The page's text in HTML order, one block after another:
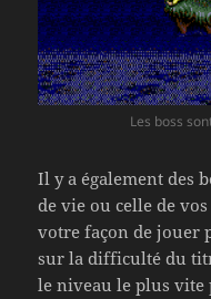
Les boss
Il y a également des
de vie ou celle de
votre façon de jouer
sur la difficulté du
le niveau le plus